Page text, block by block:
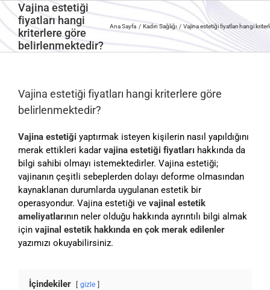
Vajina estetiği
fiyatları hangi
kriterlere göre
belirlenmektedir?
Ana Sayfa Kadın Sağlığı Vajina estetiği fiyatları hangi
Vajina estetiği fiyatları hangi kriterlere göre
belirlenmektedir?
Vajina estetiği yaptırmak isteyen kişilerin nasıl yapıldığını
merak ettikleri kadar vajina estetiği fiyatları hakkında da
bilgi sahibi olmayı istemektedirler. Vajina estetiği;
vajinanın çeşitli sebeplerden dolayı deforme olmasından
kaynaklanan durumlarda uygulanan estetik bir
operasyondur. Vajina estetiği ve vajinal estetik
ameliyatlarının neler olduğu hakkında ayrıntılı bilgi almak
için vajinal estetik hakkında en çok merak edilenler
yazımızı okuyabilirsiniz.
İçindekiler gizle